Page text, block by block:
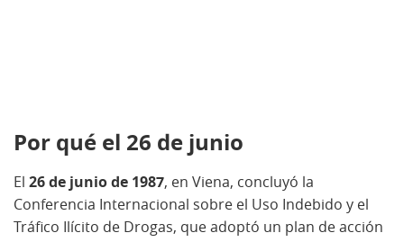
Por qué el 26 de junio
El 26 de junio de 1987, en Viena, concluyó la
Conferencia Internacional sobre el Uso Indebido y el
Tráfico Ilícito de Drogas, que adoptó un plan de acción